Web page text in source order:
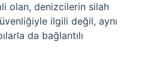
olan, denizcilerin silah
ilgili değil, aynı
da bağlantılı